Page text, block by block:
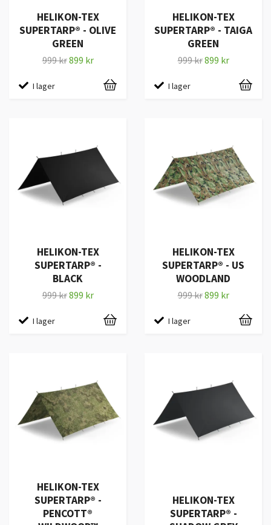
HELIKON-TEX
SUPERTARP® - OLIVE
GREEN
999 kr899 kr
I lager
HELIKON-TEX
SUPERTARP® - TAIGA
GREEN
999 kr899 kr
I lager
HELIKON-TEX
SUPERTARP® -
BLACK
999 kr899 kr
I lager
HELIKON-TEX
SUPERTARP® - US
WOODLAND
999 kr899 kr
I lager
HELIKON-TEX
SUPERTARP® -
PENCOTT®
HELIKON-TEX
SUPERTARP® -